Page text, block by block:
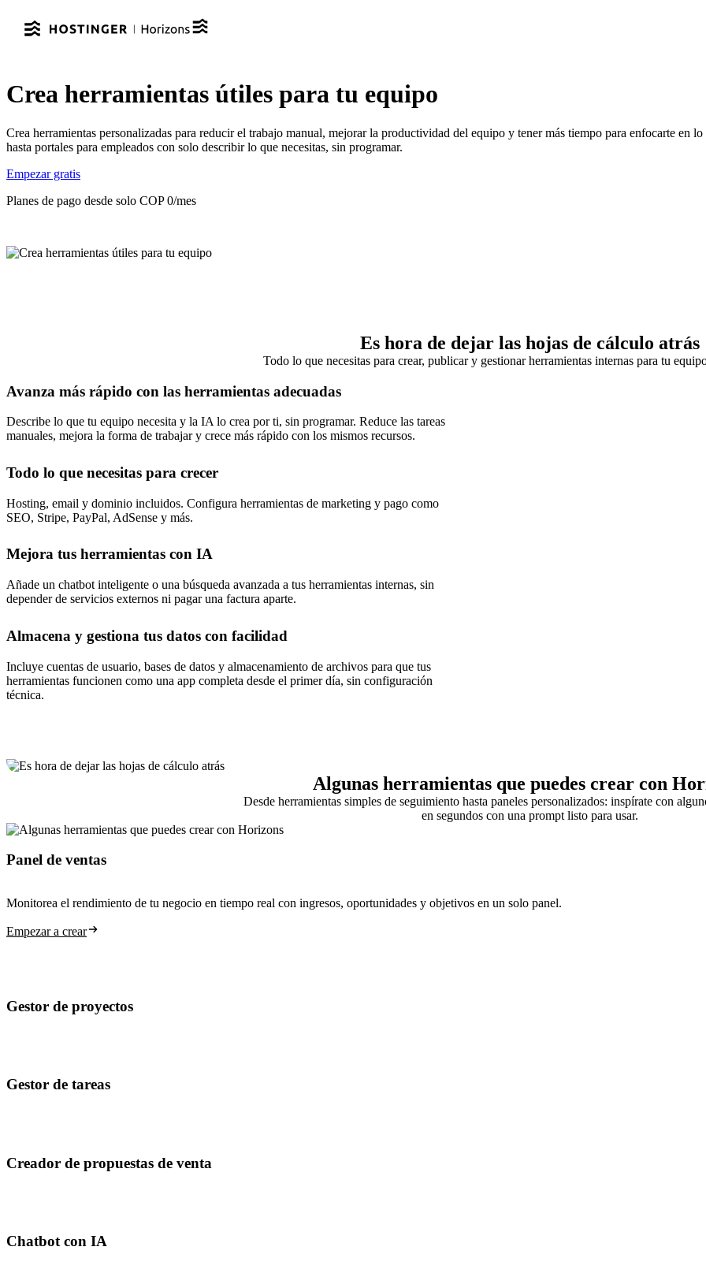
Crea herramientas útiles para tu equipo
Crea herramientas personalizadas para reducir el trabajo manual, mejorar la productividad del equipo y tener más tiempo para enfocarte en
hasta portales para empleados con solo describir lo que necesitas, sin programar.
Empezar gratis
Planes de pago desde solo COP 0/mes
Es hora de dejar las hojas de cálculo atrás
Todo lo que necesitas para crear, publicar y gestionar herramientas internas para tu
Avanza más rápido con las herramientas adecuadas
Describe lo que tu equipo necesita y la IA lo crea por ti, sin programar. Reduce las tareas
manuales, mejora la forma de trabajar y crece más rápido con los mismos recursos.
Todo lo que necesitas para crecer
Hosting, email y dominio incluidos. Configura herramientas de marketing y pago como
SEO, Stripe, PayPal, AdSense y más.
Mejora tus herramientas con IA
Añade un chatbot inteligente o una búsqueda avanzada a tus herramientas internas, sin
depender de servicios externos ni pagar una factura aparte.
Almacena y gestiona tus datos con facilidad
Incluye cuentas de usuario, bases de datos y almacenamiento de archivos para que tus
herramientas funcionen como una app completa desde el primer día, sin configuración
técnica.
Algunas herramientas que puedes crear con
Desde herramientas simples de seguimiento hasta paneles personalizados: inspírate con
en segundos con una prompt listo para usar.
Panel de ventas
Monitorea el rendimiento de tu negocio en tiempo real con ingresos, oportunidades y objetivos en un solo panel.
Empezar a crear
Gestor de proyectos
Gestor de tareas
Creador de propuestas de venta
Chatbot con IA